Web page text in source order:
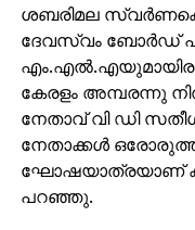
ശബരിമല
ദേവസ്വം ബോര്‍ഡ്
കേരളം അമ്പരന്നു
നേതാവ് വി ഡി
നേതാക്കള്‍
ഘോഷയാത്രയാണ്
പറഞ്ഞു.